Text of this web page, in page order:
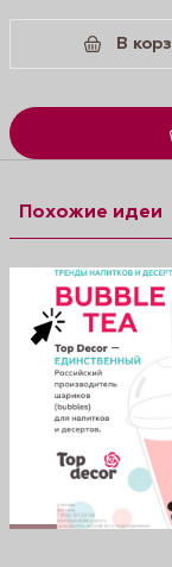
В
Похожие идеи